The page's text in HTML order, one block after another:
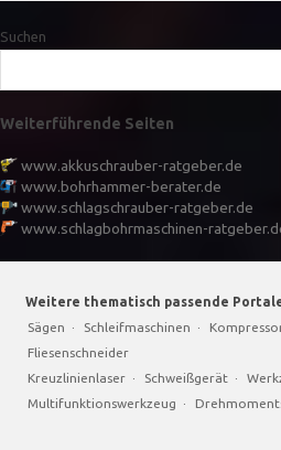
Suchen
Weiterführende Seiten
www.akkuschrauber-ratgeber.de
www.bohrhammer-berater.de
www.schlagschrauber-ratgeber.de
www.schlagbohrmaschinen-
Weitere thematisch passende
Sägen · Schleifmaschinen ·
Fliesenschneider
Kreuzlinienlaser · Schweißgerät ·
Multifunktionswerkzeug ·